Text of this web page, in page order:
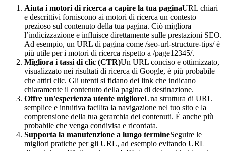
Aiuta i motori di ricerca a capire la tua paginaURL chiari
e descrittivi forniscono ai motori di ricerca un contesto
prezioso sul contenuto della tua pagina. Ciò migliora
l’indicizzazione e influisce direttamente sulle prestazioni SEO.
Ad esempio, un URL di pagina come /seo-url-structure-tips/ è
più utile per i motori di ricerca rispetto a /page12345/.
Migliora i tassi di clic (CTR)Un URL conciso e ottimizzato,
visualizzato nei risultati di ricerca di Google, è più probabile
che attiri clic. Gli utenti si fidano dei link che indicano
chiaramente il contenuto della pagina di destinazione.
Offre un'esperienza utente miglioreUna struttura di URL
semplice e intuitiva facilita la navigazione nel tuo sito e la
comprensione della tua gerarchia dei contenuti. È anche più
probabile che venga condivisa e ricordata.
Supporta la manutenzione a lungo termineSeguire le
migliori pratiche per gli URL, ad esempio evitando URL